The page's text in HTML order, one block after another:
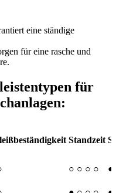
eine ständige
für eine rasche und
für
Standzeit
○ ○ ○ ○
●